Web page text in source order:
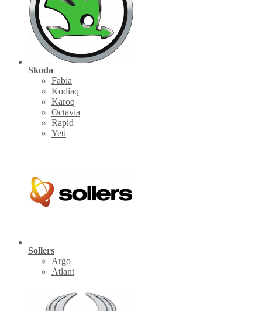
Skoda
Fabia
Kodiaq
Karoq
Octavia
Rapid
Yeti
Sollers
Argo
Atlant